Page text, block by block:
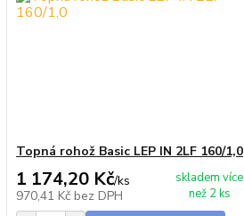
Topná rohož Basic LEP IN 2LF 160/1,0
1 174,20 Kč/ks
970,41 Kč bez DPH
skladem více
než 2 ks